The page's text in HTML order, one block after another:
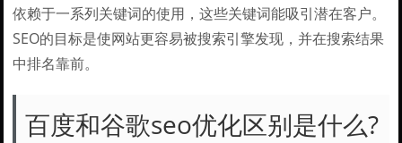
依赖于一系列关键词的使用，这些关键词能吸引潜在客户。
SEO的目标是使网站更容易被搜索引擎发现，并在搜索结果
中排名靠前。
百度和谷歌seo优化区别是什么?